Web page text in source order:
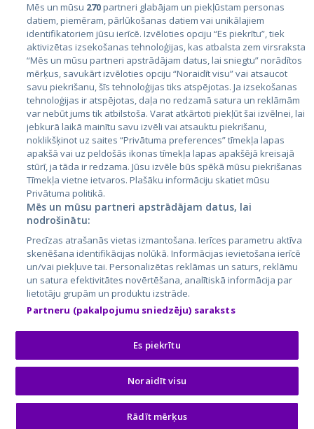
Valstis
Igaunija
Latvija
Lietuva
City24.lv
City24.ee
GetaPro.lv
GetaPro.ee
Skelbiu.lt
Autoplius.lt
Aruodas.lt
CVbankas.lt
Kainos.lt
Paslaugos.lt
auto24.ee
Osta.ee
KuldneBörs.ee
© 2026 GetaPro. Visas tiesības aizsargātas.
Mēs un mūsu 270partneri glabājam un piekļūstam personas
datiem, piemēram, pārlūkošanas datiem vai unikālajiem
identifikatoriem jūsu ierīcē. Izvēloties opciju “Es piekrītu”, tiek
aktivizētas izsekošanas tehnoloģijas, kas atbalsta zem virsraksta
“Mēs un mūsu partneri apstrādājam datus, lai sniegtu” norādītos
mērķus, savukārt izvēloties opciju “Noraidīt visu” vai atsaucot
savu piekrišanu, šīs tehnoloģijas tiks atspējotas. Ja izsekošanas
tehnoloģijas ir atspējotas, daļa no redzamā satura un reklāmām
var nebūt jums tik atbilstoša. Varat atkārtoti piekļūt šai izvēlnei, lai
jebkurā laikā mainītu savu izvēli vai atsauktu piekrišanu,
noklikšķinot uz saites “Privātuma preferences” tīmekļa lapas
apakšā vai uz peldošās ikonas tīmekļa lapas apakšējā kreisajā
stūrī, ja tāda ir redzama. Jūsu izvēle būs spēkā mūsu piekrišanas
Tīmekļa vietne ietvaros. Plašāku informāciju skatiet mūsu
Privātuma politikā.
Mēs un mūsu partneri apstrādājam datus, lai
nodrošinātu:
Precīzas atrašanās vietas izmantošana. Ierīces parametru aktīva
skenēšana identifikācijas nolūkā. Informācijas ievietošana ierīcē
un/vai piekļuve tai. Personalizētas reklāmas un saturs, reklāmu
un satura efektivitātes novērtēšana, analītiskā informācija par
lietotāju grupām un produktu izstrāde.
Partneru (pakalpojumu sniedzēju) saraksts
Es piekrītu
Noraidīt visu
Rādīt mērķus